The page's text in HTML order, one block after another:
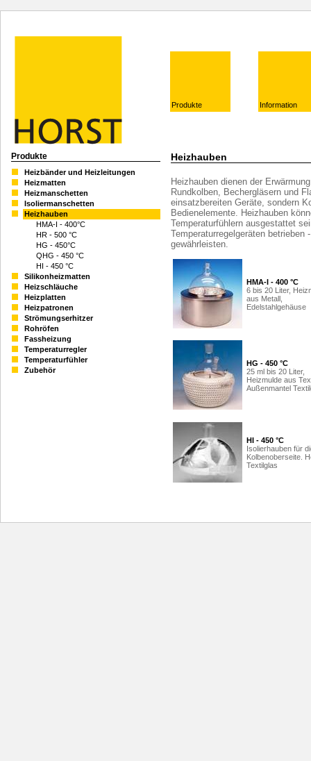
Produkte Information
Produkte
Heizbänder und Heizleitungen
Heizmatten
Heizmanschetten
Isoliermanschetten
Heizhauben
HMA-I - 400°C
HR - 500 °C
HG - 450°C
QHG - 450 °C
HI - 450 °C
Silikonheizmatten
Heizschläuche
Heizplatten
Heizpatronen
Strömungserhitzer
Rohröfen
Fassheizung
Temperaturregler
Temperaturfühler
Zubehör
Heizhauben
Heizhauben dienen der
Rundkolben, Bechergläsern und
einsatzbereiten Geräte, sondern
Bedienelemente. Heizhauben
Temperaturfühlern ausgestattet
Temperaturregelgeräten
gewährleisten.
HMA-I - 400 °C
6 bis 20 Liter,
aus Metall,
Edelstahlgehäuse
HG - 450 °C
25 ml bis 20 Liter,
Heizmulde aus
Außenmantel
HI - 450 °C
Isolierhauben für
Kolbenoberseite.
Textilglas